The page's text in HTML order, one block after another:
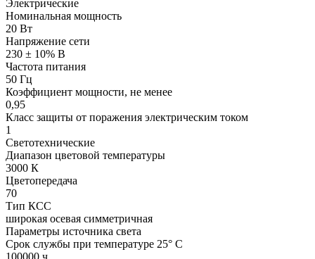
Электрические
Номинальная мощность
20 Вт
Напряжение сети
230 ± 10% В
Частота питания
50 Гц
Коэффициент мощности, не менее
0,95
Класс защиты от поражения электрическим током
1
Светотехнические
Диапазон цветовой температуры
3000 К
Цветопередача
70
Тип КСС
широкая осевая симметричная
Параметры источника света
Срок службы при температуре 25° С
100000 ч